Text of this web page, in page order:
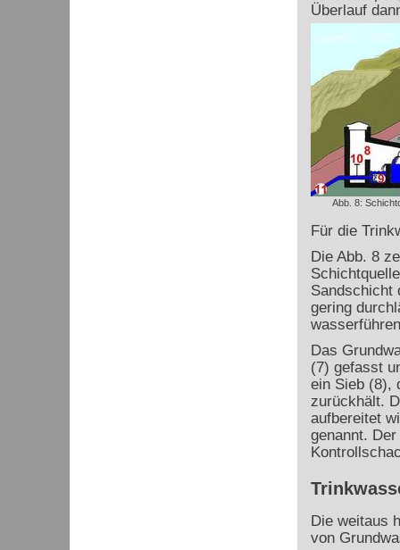
Überlauf
Abb. 8:
Für die
Die Abb. 8
Sandschicht
gering
Das
(7) gefasst
ein Sieb (8),
zurückhält.
aufbereitet
genannt.
Die weitaus
von